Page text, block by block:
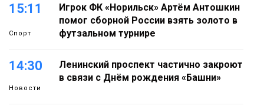
15:11
Спорт
Игрок ФК «Норильск» Артём Антошкин
помог сборной России взять золото в
футзальном турнире
14:30
Новости
Ленинский проспект частично закроют
в связи с Днём рождения «Башни»